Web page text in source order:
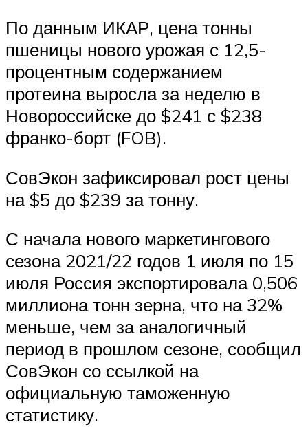
По данным ИКАР, цена тонны
пшеницы нового урожая с 12,5-
процентным содержанием
протеина выросла за неделю в
Новороссийске до $241 с $238
франко-борт (FOB).
СовЭкон зафиксировал рост цены
на $5 до $239 за тонну.
С начала нового маркетингового
сезона 2021/22 годов 1 июля по 15
июля Россия экспортировала 0,506
миллиона тонн зерна, что на 32%
меньше, чем за аналогичный
период в прошлом сезоне, сообщил
СовЭкон со ссылкой на
официальную таможенную
статистику.